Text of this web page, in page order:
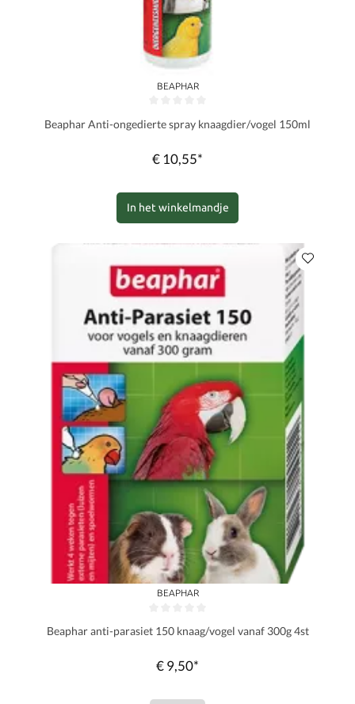
BEAPHAR
Beaphar Anti-ongedierte spray knaagdier/vogel 150ml
€ 10,55*
In het winkelmandje
BEAPHAR
Beaphar anti-parasiet 150 knaag/vogel vanaf 300g 4st
€ 9,50*